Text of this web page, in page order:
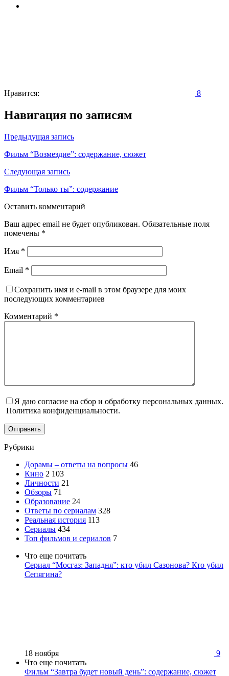
Нравится: 8
Навигация по записям
Предыдущая запись
Фильм “Возмездие”: содержание, сюжет
Следующая запись
Фильм “Только ты”: содержание
Оставить комментарий
Ваш адрес email не будет опубликован. Обязательные поля
помечены *
Имя *
Email *
Сохранить имя и e-mail в этом браузере для моих
последующих комментариев
Комментарий *
Я даю согласие на сбор и обработку персональных данных.
Политика конфиденциальности.
Отправить
Рубрики
Дорамы – ответы на вопросы 46
Кино 2 103
Личности 21
Обзоры 71
Образование 24
Ответы по сериалам 328
Реальная история 113
Сериалы 434
Топ фильмов и сериалов 7
Что еще почитать
Сериал “Мосгаз: Западня”: кто убил Сазонова? Кто убил
Сепягина?
18 ноября
9
Что еще почитать
Фильм “Завтра будет новый день”: содержание, сюжет